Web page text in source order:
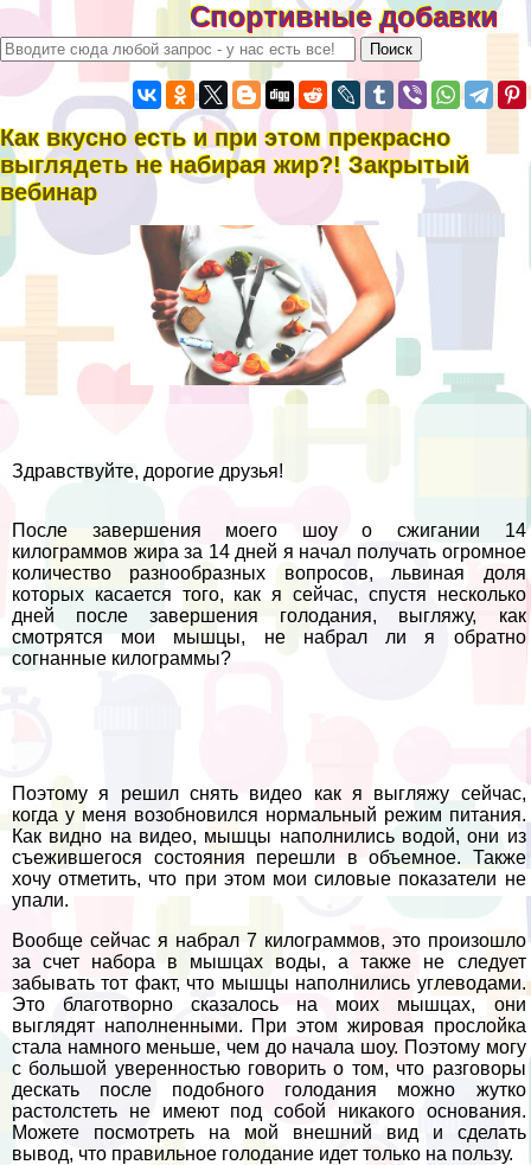
Спортивные добавки
Как вкусно есть и при этом прекрасно
выглядеть не набирая жир?! Закрытый
вебинар
Здравствуйте, дорогие друзья!
После завершения моего шоу о сжигании 14
килограммов жира за 14 дней я начал получать огромное
количество разнообразных вопросов, львиная доля
которых касается того, как я сейчас, спустя несколько
дней после завершения голодания, выгляжу, как
смотрятся мои мышцы, не набрал ли я обратно
согнанные килограммы?
Поэтому я решил снять видео как я выгляжу сейчас,
когда у меня возобновился нормальный режим питания.
Как видно на видео, мышцы наполнились водой, они из
съежившегося состояния перешли в объемное. Также
хочу отметить, что при этом мои силовые показатели не
упали.
Вообще сейчас я набрал 7 килограммов, это произошло
за счет набора в мышцах воды, а также не следует
забывать тот факт, что мышцы наполнились углеводами.
Это благотворно сказалось на моих мышцах, они
выглядят наполненными. При этом жировая прослойка
стала намного меньше, чем до начала шоу. Поэтому могу
с большой уверенностью говорить о том, что разговоры
дескать после подобного голодания можно жутко
растолстеть не имеют под собой никакого основания.
Можете посмотреть на мой внешний вид и сделать
вывод, что правильное голодание идет только на пользу.